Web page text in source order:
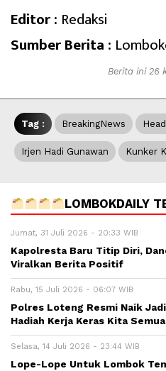
Editor : Redaksi
Sumber Berita :
Berita ini 26
Tag : BreakingNews
Irjen Hadi Gunawan Kunker
LOMBOKDAILY
Jumat, 31 Juli 2026 - 20:33 WIB
Kapolresta Baru Titip Diri,
Viralkan Berita Positif
Rabu, 15 Juli 2026 - 06:07 WIB
Polres Loteng Resmi Naik
Hadiah Kerja Keras Kita Semua
Selasa, 14 Juli 2026 - 23:44 WIB
Lope-Lope Untuk Lombok